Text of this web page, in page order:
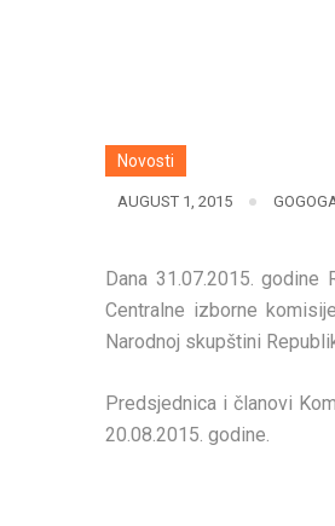
Novosti
AUGUST 1, 2015
Dana 31.07.2015.
Centralne izborne
Narodnoj skupštini
Predsjednica i članovi
20.08.2015. godine.